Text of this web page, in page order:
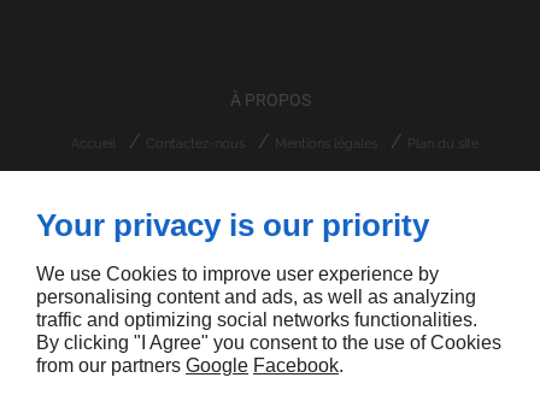
VENTISERI
À PROPOS
Accueil Contactez-nous Mentions légales Plan du site
Your privacy is our priority
We use Cookies to improve user experience by
personalising content and ads, as well as analyzing
traffic and optimizing social networks functionalities.
By clicking "I Agree" you consent to the use of Cookies
from our partners Google Facebook.